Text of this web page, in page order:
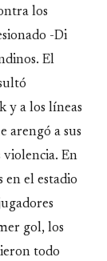
los
-Di
El
y a los líneas
arengó a sus
violencia. En
en el estadio
gol, los
todo